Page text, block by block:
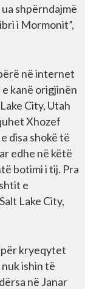
shpërndajmë
i Mormonit”,
në internet
kanë origjinën
City, Utah
Xhozef
disa shokë të
edhe në këtë
botimi i tij. Pra
e
Lake City,
kryeqytet
ishin të
në Janar